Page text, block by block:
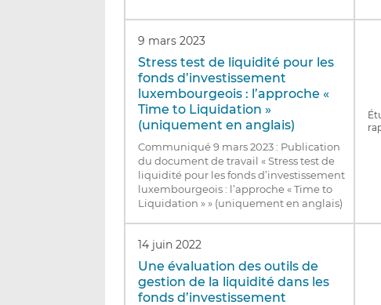
9 mars 2023
Stress test de liquidité pour les
fonds d’investissement
luxembourgeois : l’approche «
Time to Liquidation »
(uniquement en anglais)
Communiqué 9 mars 2023 : Publication
du document de travail « Stress test de
liquidité pour les fonds d’investissement
luxembourgeois : l’approche « Time to
Liquidation » » (uniquement en anglais)
14 juin 2022
Une évaluation des outils de
gestion de la liquidité dans les
fonds d’investissement